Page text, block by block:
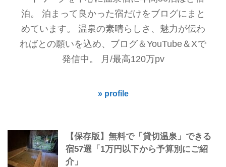
泊。 泊まって良かった宿だけをブログにまと
めています。 温泉の素晴らしさ、魅力が伝わ
ればとの願いを込め、ブログ＆YouTube＆Xで
発信中。 月/最高120万pv
» profile
【保存版】無料で「貸切温泉」できる
宿57選「1万円以下から予算別にご紹
介」